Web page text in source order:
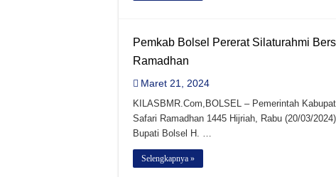
Pemkab Bolsel Pererat Silaturahmi
Ramadhan
Maret 21, 2024
KILASBMR.Com,BOLSEL – Pemerintah
Safari Ramadhan 1445 Hijriah, Rabu (20/03/
Bupati Bolsel H. …
Selengkapnya »